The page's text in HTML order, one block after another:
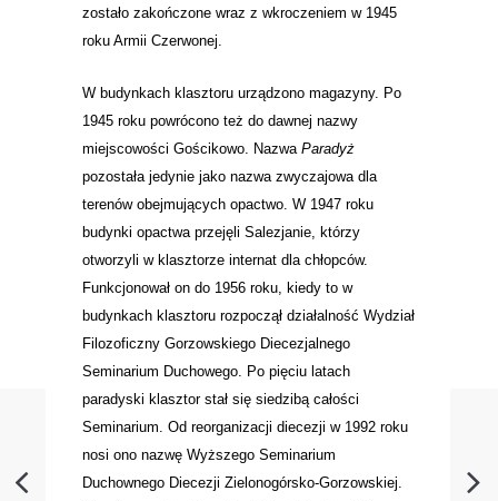
zostało zakończone wraz z wkroczeniem w 1945
roku Armii Czerwonej.
W budynkach klasztoru urządzono magazyny. Po
1945 roku powrócono też do dawnej nazwy
miejscowości Gościkowo. Nazwa Paradyż
pozostała jedynie jako nazwa zwyczajowa dla
terenów obejmujących opactwo. W 1947 roku
budynki opactwa przejęli Salezjanie, którzy
otworzyli w klasztorze internat dla chłopców.
Funkcjonował on do 1956 roku, kiedy to w
budynkach klasztoru rozpoczął działalność Wydział
Filozoficzny Gorzowskiego Diecezjalnego
Seminarium Duchowego. Po pięciu latach
paradyski klasztor stał się siedzibą całości
Seminarium. Od reorganizacji diecezji w 1992 roku
nosi ono nazwę Wyższego Seminarium
Duchownego Diecezji Zielonogórsko-Gorzowskiej.